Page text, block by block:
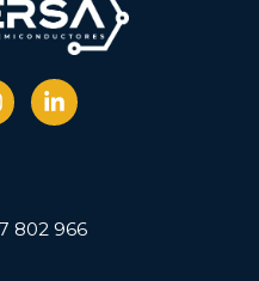
802 966